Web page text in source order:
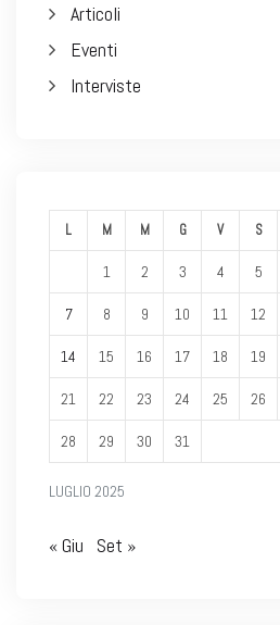
Articoli
Eventi
Interviste
LUGLIO 2025
L M M G V S
1 2 3 4 5
7 8 9 10 11 12
14 15 16 17 18 19
21 22 23 24 25 26
28 29 30 31
« Giu Set »